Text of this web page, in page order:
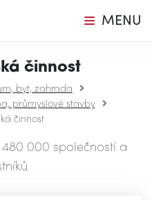
MENU
činnost
byt, zahrada
průmyslové stavby
činnost
000 společností a